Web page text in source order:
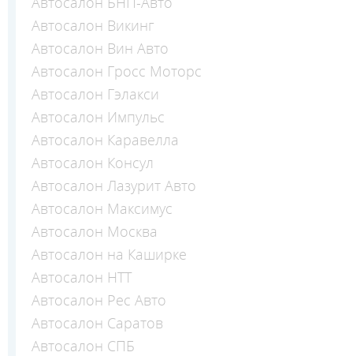
Автосалон Викинг
Автосалон Вин Авто
Автосалон Гросс Моторс
Автосалон Гэлакси
Автосалон Импульс
Автосалон Каравелла
Автосалон Консул
Автосалон Лазурит Авто
Автосалон Максимус
Автосалон Москва
Автосалон на Каширке
Автосалон НТТ
Автосалон Рес Авто
Автосалон Саратов
Автосалон СПБ